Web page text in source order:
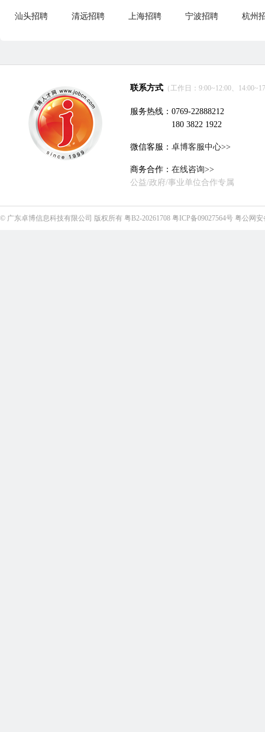
汕头招聘 清远招聘 上海招聘 宁波招聘 杭州
联系方式 （工作日：9:00~12:00、
服务热线：0769-22888212
180 3822 1922
微信客服： 卓博客服中心>>
商务合作： 在线咨询>>
公益/政府/事业单位合作专属
© 广东卓博信息科技有限公司 版权所有 粤B2-20261708 粤ICP备09027564号 粤公网安